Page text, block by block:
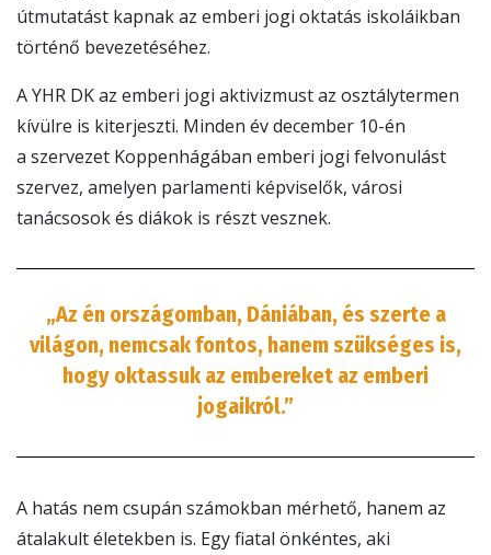
útmutatást kapnak az emberi jogi oktatás iskoláikban
történő bevezetéséhez.
A YHR DK az emberi jogi aktivizmust az osztálytermen
kívülre is kiterjeszti. Minden év december 10-én
a szervezet Koppenhágában emberi jogi felvonulást
szervez, amelyen parlamenti képviselők, városi
tanácsosok és diákok is részt vesznek.
„Az én országomban, Dániában, és szerte a
világon, nemcsak fontos, hanem szükséges is,
hogy oktassuk az embereket az emberi
jogaikról.”
A hatás nem csupán számokban mérhető, hanem az
átalakult életekben is. Egy fiatal önkéntes, aki